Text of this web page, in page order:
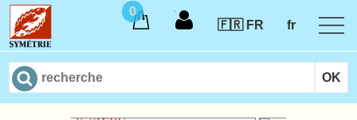
0
🇫🇷 FR
fr